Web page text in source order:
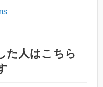
た人はこちら